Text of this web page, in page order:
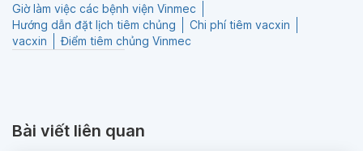
Giờ làm việc các bệnh viện Vinmec
Hướng dẫn đặt lịch tiêm chủng
Chi phí tiêm vacxin
vacxin
Điểm tiêm chủng Vinmec
Bài viết liên quan